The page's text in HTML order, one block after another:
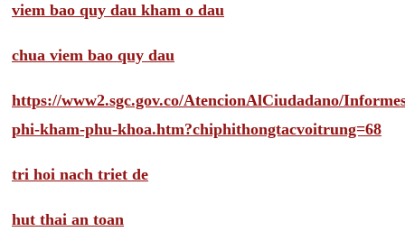
viem bao quy dau kham o dau
chua viem bao quy dau
https://www2.sgc.gov.co/AtencionAlCiudadano/
phi-kham-phu-khoa.htm?chiphithongtacvoitrung=68
tri hoi nach triet de
hut thai an toan